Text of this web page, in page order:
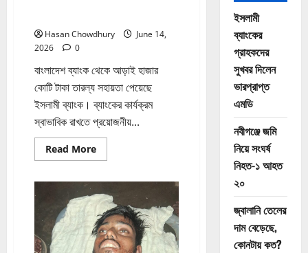
Hasan Chowdhury
June 14,
2026
0
বাংলাদেশ ব্যাংক থেকে আড়াই হাজার
কোটি টাকা তারল্য সহায়তা পেয়েছে
ইসলামী ব্যাংক। ব্যাংকের কার্যক্রম
স্বাভাবিক রাখতে প্রয়োজনীয়...
Read MoreRead
more
গ্রাহকদের
সুখবর
দিলেন
ভারপ্রাপ্ত
এমডি
ইসলামী
ব্যাংকের
গ্রাহকদের
সুখবর দিলেন
ভারপ্রাপ্ত
এমডি
নবীগঞ্জে জমি
নিয়ে সংঘর্ষ
নিহত-১ আহত
২০
জ্বালানি তেলের
দাম বেড়েছে,
কোনটায় কত?